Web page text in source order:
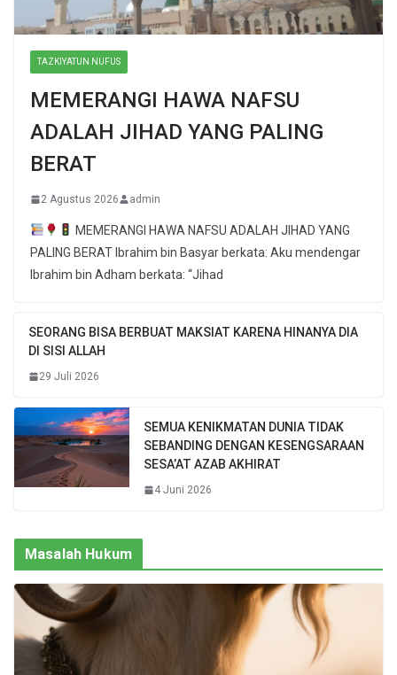
TAZKIYATUN NUFUS
MEMERANGI HAWA NAFSU
ADALAH JIHAD YANG PALING
BERAT
2 Agustus 2026 admin
MEMERANGI HAWA NAFSU ADALAH JIHAD YANG
PALING BERAT Ibrahim bin Basyar berkata: Aku mendengar
Ibrahim bin Adham berkata: “Jihad
SEORANG BISA BERBUAT MAKSIAT KARENA HINANYA DIA
DI SISI ALLAH
29 Juli 2026
SEMUA KENIKMATAN DUNIA TIDAK
SEBANDING DENGAN KESENGSARAAN
SESA’AT AZAB AKHIRAT
4 Juni 2026
Masalah Hukum